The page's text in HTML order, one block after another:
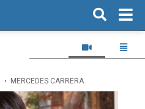
MERCEDES CARRERA